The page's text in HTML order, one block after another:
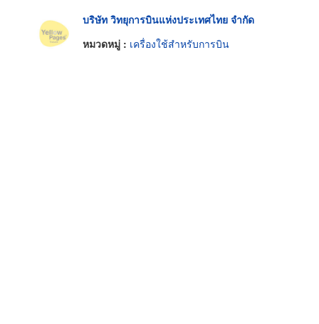
บริษัท วิทยุการบินแห่งประเทศไทย จำกัด
หมวดหมู่ : เครื่องใช้สำหรับการบิน